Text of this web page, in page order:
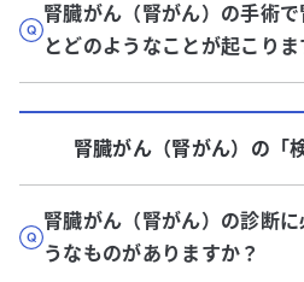
腎臓がん（腎がん）の手術
とどのようなことが起こりま
腎臓がん（腎がん） の「
腎臓がん（腎がん）の診断
うなものがありますか？